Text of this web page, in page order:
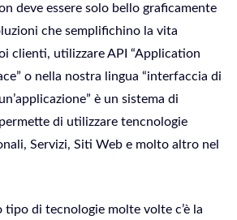
deve essere solo bello graficamente
che semplifichino la vita
clienti, utilizzare API “Application
o nella nostra lingua “interfaccia di
è un sistema di
di utilizzare tencnologie
Servizi, Siti Web e molto altro nel
tipo di tecnologie molte volte c’è la